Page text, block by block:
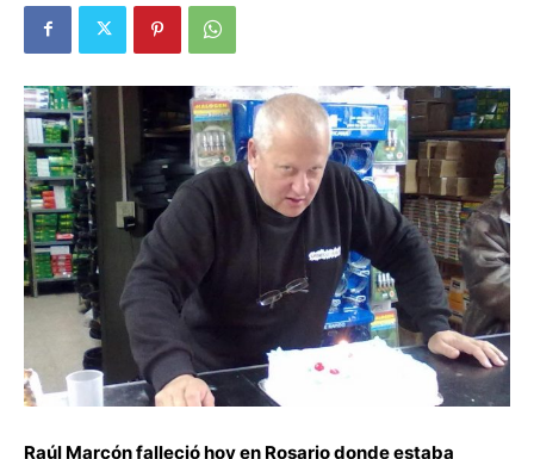
Raúl Marcón falleció hoy en Rosario donde estaba